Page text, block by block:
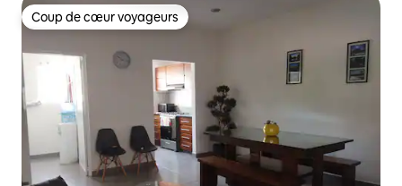
Coup de cœur voyageurs
Coup de cœur voyageurs